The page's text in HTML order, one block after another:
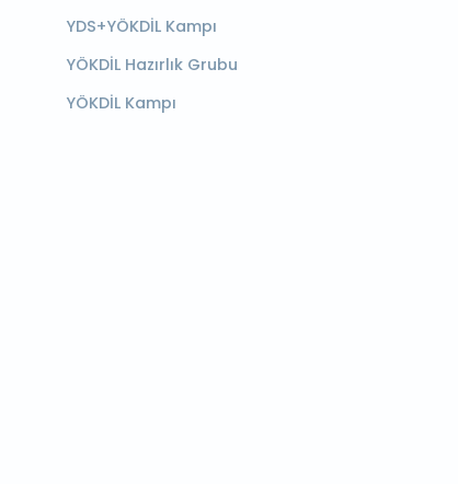
YDS+YÖKDİL Kampı
YÖKDİL Hazırlık Grubu
YÖKDİL Kampı